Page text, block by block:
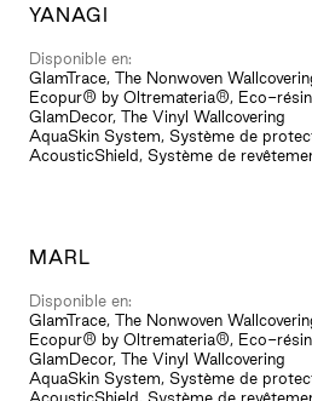
YANAGI
Disponible en:
GlamTrace, The Nonwoven
Ecopur® by Oltremateria®, Eco-
GlamDecor, The Vinyl Wallcovering
AquaSkin System, Système de
AcousticShield, Système de
MARL
Disponible en:
GlamTrace, The Nonwoven
Ecopur® by Oltremateria®, Eco-
GlamDecor, The Vinyl Wallcovering
AquaSkin System, Système de
AcousticShield, Système de